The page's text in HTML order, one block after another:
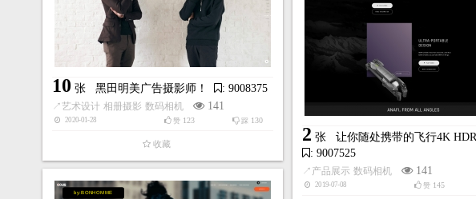
10 张 黑田明美广告摄影师！ : 9008375
↗艺术设计 相册摄影 数码相机 141
2020-01-28 踩 130
赞 123
收藏 2 张 让你随处携带的飞行4K HDR
: 9007525
↗ 产品展示 数码相机 141
2019-07-08 赞 145
by:BONHOMME